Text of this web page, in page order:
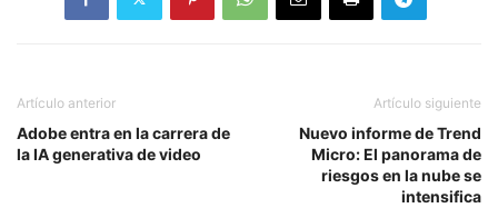
Artículo anterior
Adobe entra en la carrera de
la IA generativa de video
Artículo siguiente
Nuevo informe de Trend
Micro: El panorama de
riesgos en la nube se
intensifica